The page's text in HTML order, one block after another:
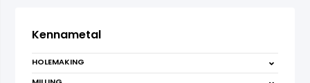
Kennametal
HOLEMAKING